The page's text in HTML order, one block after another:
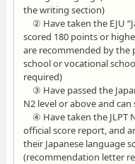
the writing section)
② Have taken the EJU
scored 180 points or
are recommended by the
school or vocational
required)
③ Have passed the
N2 level or above and
④ Have taken the JLPT
official score report, and
their Japanese language
(recommendation letter